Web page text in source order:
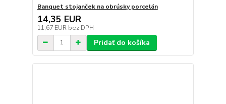
Banquet stojanček na obrúsky porcelán
14,35 EUR
11,67 EUR bez DPH
Pridať do košíka